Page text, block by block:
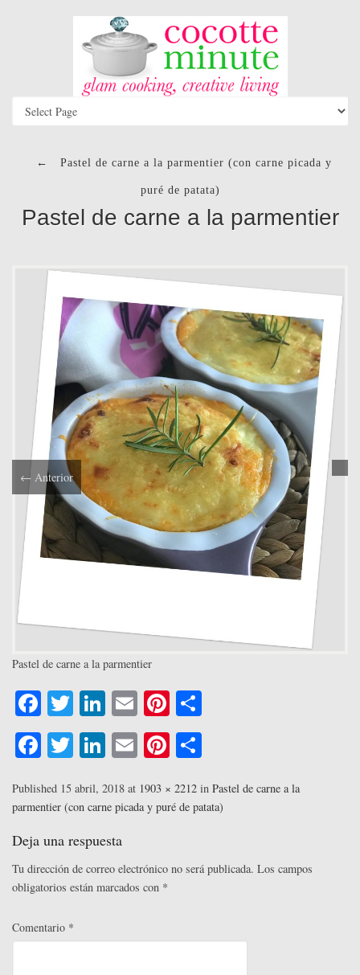
← Pastel de carne a la parmentier (con carne picada y
puré de patata)
Pastel de carne a la parmentier
← Anterior
Pastel de carne a la parmentier
Fa
ce
bo
ok
T
wi
tte
r
Li
nk
ed
In
E
m
ail
Pi
nt
er
es
t
pa
rti
Fa
bo
ok
T
tte
r
Li
ed
In
E
ail
Pi
er
es
m
pa
r
Published 15 abril, 2018 at 1903 × 2212 in Pastel de carne a la
parmentier (con carne picada y puré de patata)
Deja una respuesta
Tu dirección de correo electrónico no será publicada. Los campos
obligatorios están marcados con *
Comentario *